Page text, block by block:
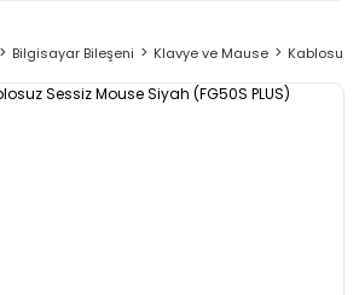
Bilgisayar Bileşeni Klavye ve Mause Kablosuz